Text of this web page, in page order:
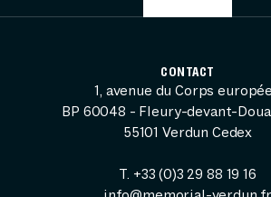
CONTACT
1, avenue du Corps
BP 60048 - Fleury-devant-
55101 Verdun Cedex
T. +33 (0)3 29 88 19 16